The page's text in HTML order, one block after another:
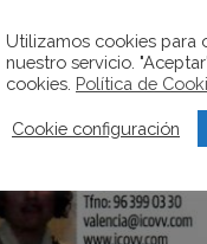
Utilizamos cookies para
nuestro servicio.
cookies. Política de
Cookie configuración